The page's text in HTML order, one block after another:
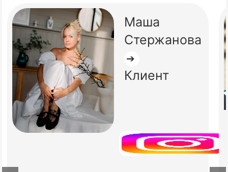
Маша
Стержанова
➔
Клиент